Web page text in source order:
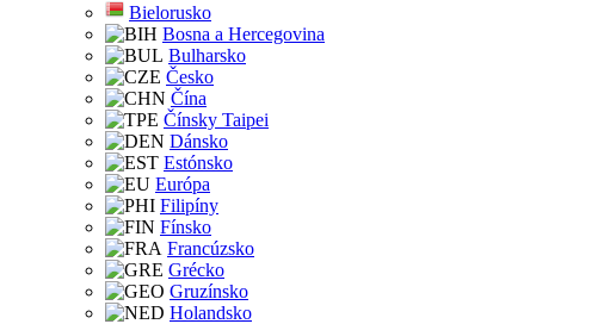
Bielorusko
Bosna a Hercegovina
Bulharsko
Česko
Čína
Čínsky Taipei
Dánsko
Estónsko
Európa
Filipíny
Fínsko
Francúzsko
Grécko
Gruzínsko
Holandsko